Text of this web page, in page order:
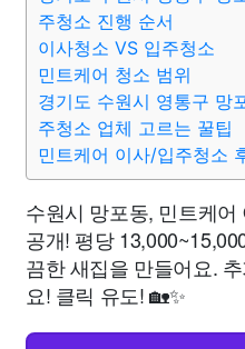
주청소 진행 순서
이사청소 VS 입주청소
민트케어 청소 범위
경기도 수원시 영통구 망
주청소 업체 고르는 꿀팁
민트케어 이사/입주청소
수원시 망포동, 민트케
공개! 평당
끔한 새집을 만들어요.
요! 클릭 유도! 🏡✨